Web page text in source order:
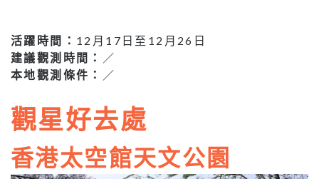
活躍時間： 12月17日至12月26日
建議觀測時間：
／
本地觀測條件：
／
觀星好去處
香港太空館天文公園